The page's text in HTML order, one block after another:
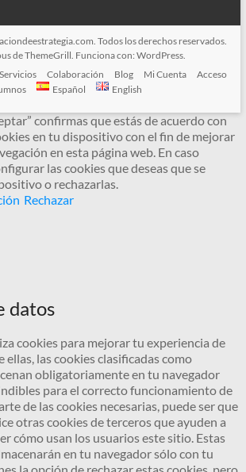
. Todos los derechos reservados.
de ThemeGrill. Funciona con:WordPress
Servicios Colaboración Blog Mi Cuenta
Acceso
Español English
confirmas que estás de acuerdo con
en tu dispositivo con el fin de mejorar
en esta página web. En caso
las cookies que deseas que se
o rechazarlas.
Rechazar
datos
cookies para mejorar tu experiencia de
ellas, las cookies clasificadas como
obligatoriamente en tu navegador
para el correcto funcionamiento de
de las cookies necesarias, puede ser que
otras cookies de terceros que ayuden a
cómo usan los usuarios este sitio. Estas
en tu navegador sólo con tu
la opción de rechazar estas cookies, pero